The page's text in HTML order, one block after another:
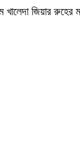
খালেদা জিয়ার